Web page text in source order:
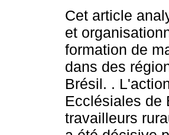
Cet article
et
formation de
dans des
Brésil. .
Ecclésiales de
travailleurs